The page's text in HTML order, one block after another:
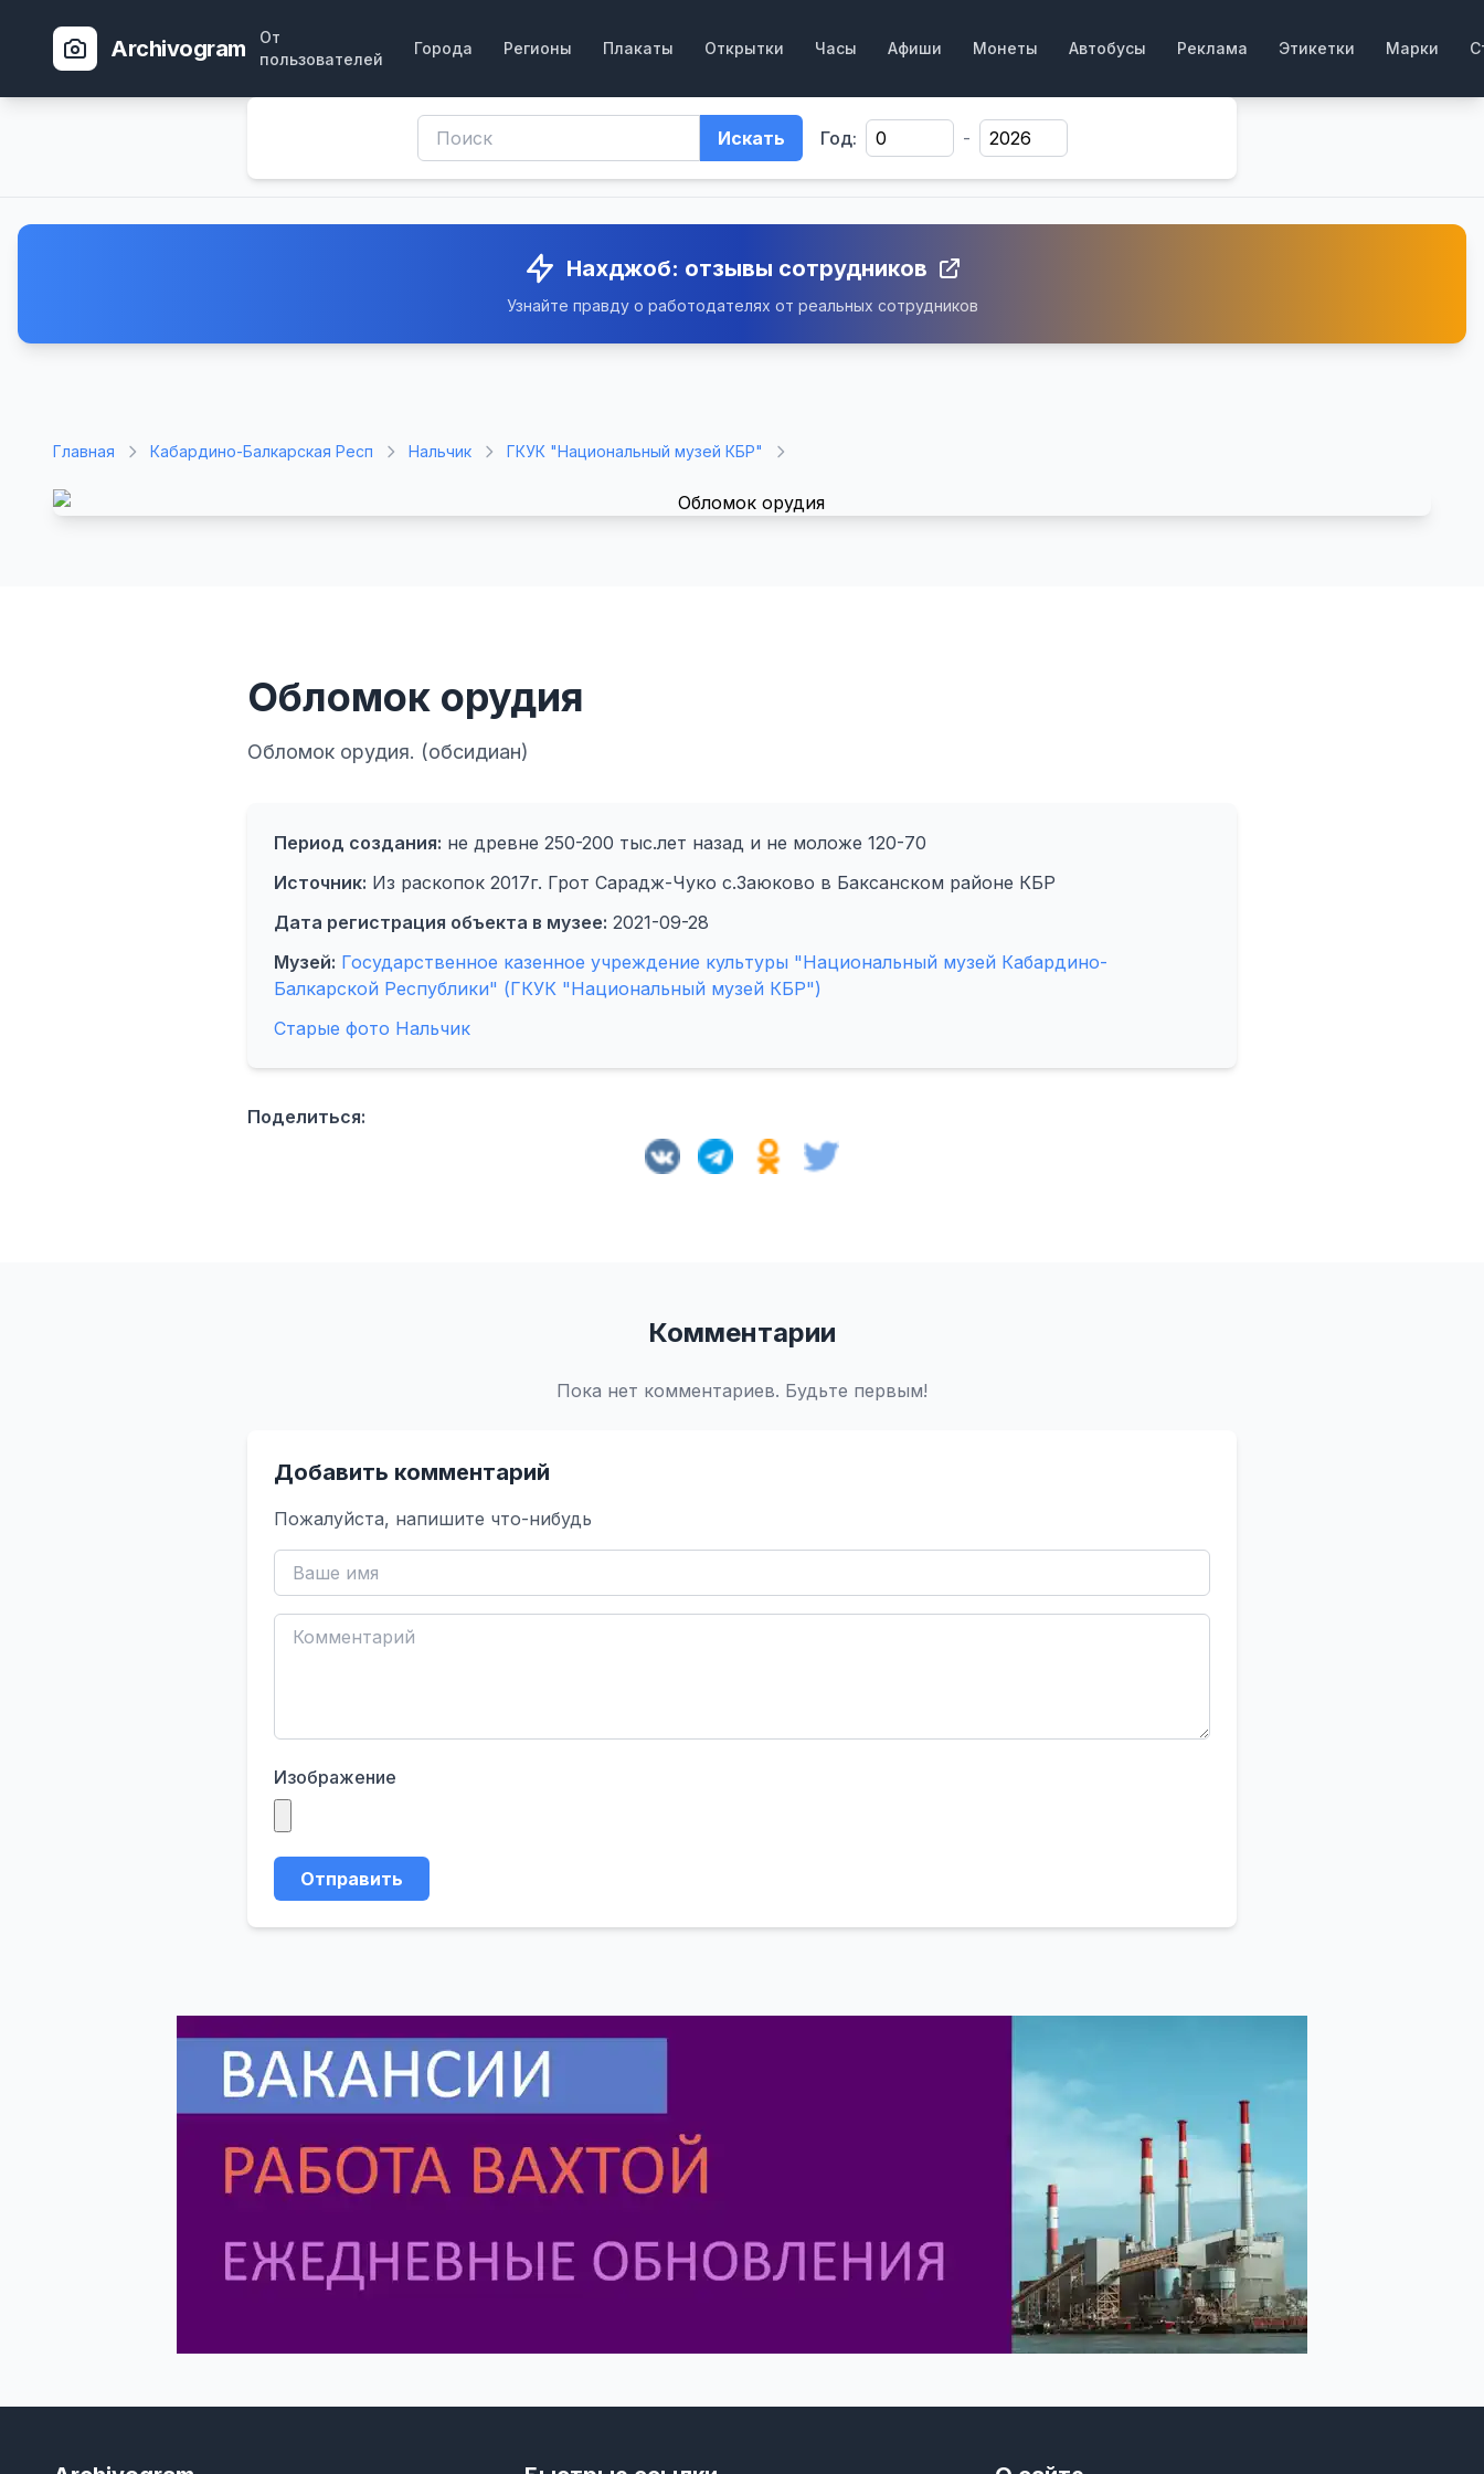
Archivogram
От
пользователей
Города Регионы Плакаты Открытки Часы Афиши Монеты Автобусы Реклама Этикетки Марки
Искать Год: -
Нахджоб: отзывы сотрудников
Узнайте правду о работодателях от реальных сотрудников
Главная Кабардино-Балкарская Респ Нальчик ГКУК "Национальный музей КБР"
Обломок орудия
Обломок орудия. (обсидиан)
Период создания: не древне 250-200 тыс.лет назад и не моложе 120-70
Источник: Из раскопок 2017г. Грот Сарадж-Чуко с.Заюково в Баксанском районе КБР
Дата регистрация объекта в музее: 2021-09-28
Музей: Государственное казенное учреждение культуры "Национальный музей Кабардино-
Балкарской Республики" (ГКУК "Национальный музей КБР")
Старые фото Нальчик
Поделиться:
Комментарии
Пока нет комментариев. Будьте первым!
Добавить комментарий
Пожалуйста, напишите что-нибудь
Изображение
Отправить